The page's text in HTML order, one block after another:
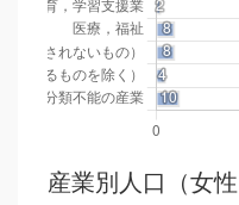
産業別人口（女性